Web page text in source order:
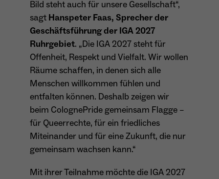
wiederkehrend ist.
_gcl_au
Anbieter Google LLC
Laufzeit 4 Monate
Zweck
- Wird von Google Ads / Google Tag Manager
verwendet - Dient der Conversion-Erfassung
und Werbewirksamkeitsmessung - Hilft zu
verstehen, wie Nutzer mit Anzeigen
Bild steht auch für unsere Gesellschaft“,
sagt Hanspeter Faas, Sprecher der
Geschäftsführung der IGA 2027
Ruhrgebiet. „Die IGA 2027 steht für
Offenheit, Respekt und Vielfalt. Wir wollen
Räume schaffen, in denen sich alle
Menschen willkommen fühlen und
entfalten können. Deshalb zeigen wir
beim ColognePride gemeinsam Flagge –
für Queerrechte, für ein friedliches
Miteinander und für eine Zukunft, die nur
gemeinsam wachsen kann.“
Mit ihrer Teilnahme möchte die IGA 2027